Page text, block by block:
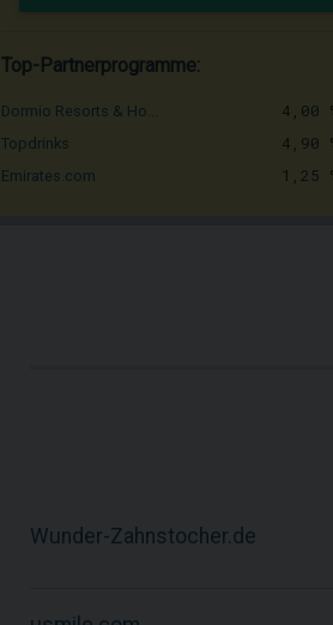
Top-Partnerprogramme:
Dormio Resorts & Ho... 4,00
Topdrinks 4,90
Emirates.com 1,25
Wunder-Zahnstocher.de